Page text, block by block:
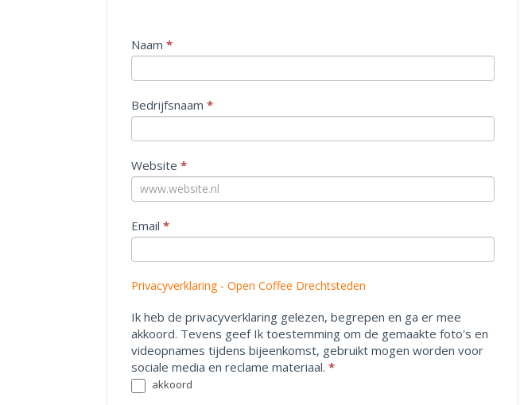
Naam*
Bedrijfsnaam*
Website*
Email*
Privacyverklaring - Open Coffee Drechtsteden
Ik heb de privacyverklaring gelezen, begrepen en ga er mee
akkoord. Tevens geef Ik toestemming om de gemaakte foto's en
videopnames tijdens bijeenkomst, gebruikt mogen worden voor
sociale media en reclame materiaal.*
akkoord
I
n
d
i
e
e
e
n
m
s
e
n
t
,
l